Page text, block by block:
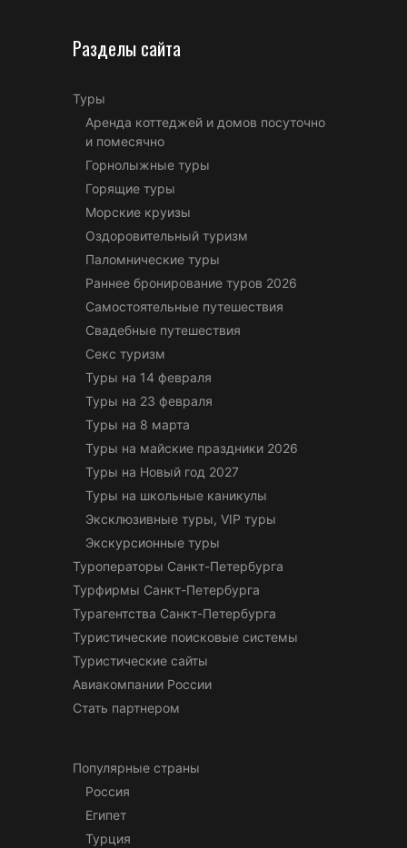
Разделы сайта
Туры
Аренда коттеджей и домов посуточно
и помесячно
Горнолыжные туры
Горящие туры
Морские круизы
Оздоровительный туризм
Паломнические туры
Раннее бронирование туров 2026
Самостоятельные путешествия
Свадебные путешествия
Секс туризм
Туры на 14 февраля
Туры на 23 февраля
Туры на 8 марта
Туры на майские праздники 2026
Туры на Новый год 2027
Туры на школьные каникулы
Эксклюзивные туры, VIP туры
Экскурсионные туры
Туроператоры Санкт-Петербурга
Турфирмы Санкт-Петербурга
Турагентства Санкт-Петербурга
Туристические поисковые системы
Туристические сайты
Авиакомпании России
Стать партнером
Популярные страны
Россия
Египет
Турция